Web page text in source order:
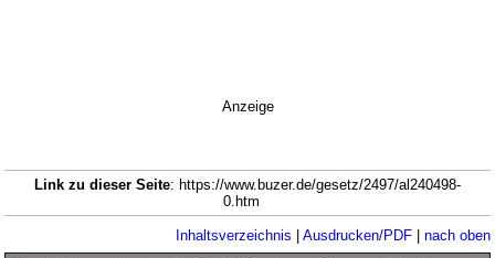
Anzeige
Link zu dieser Seite: https://www.buzer.de/gesetz/2497/al240498-
0.htm
Inhaltsverzeichnis | Ausdrucken/PDF| nach oben